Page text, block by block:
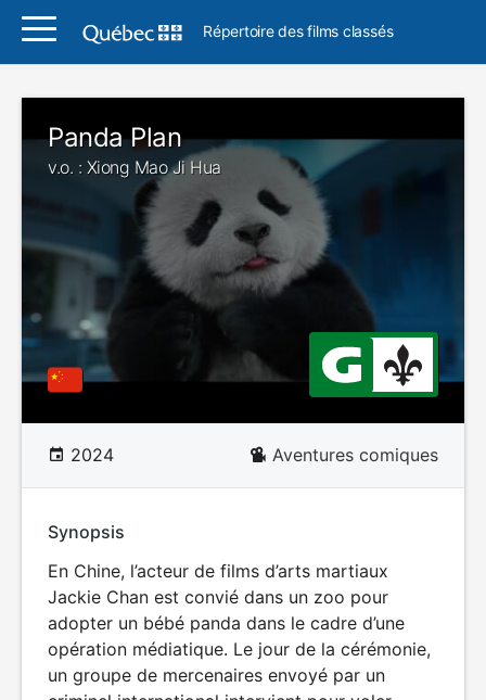
Répertoire des films classés
Panda Plan
v.o. : Xiong Mao Ji Hua
2024 Aventures comiques
Synopsis
En Chine, l’acteur de films d’arts martiaux
Jackie Chan est convié dans un zoo pour
adopter un bébé panda dans le cadre d’une
opération médiatique. Le jour de la cérémonie,
un groupe de mercenaires envoyé par un